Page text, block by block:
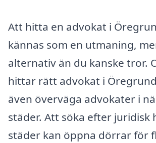
Att hitta en advokat i
kännas som en utmaning,
alternativ än du kanske tror.
hittar rätt advokat i
även överväga advokater i
städer. Att söka efter juridisk
städer kan öppna dörrar för